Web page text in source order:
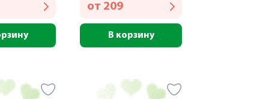
от 209
В корзину